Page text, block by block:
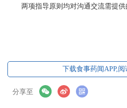
两项指导原则均对沟通交流需提供
下载食事药闻APP,
分享至